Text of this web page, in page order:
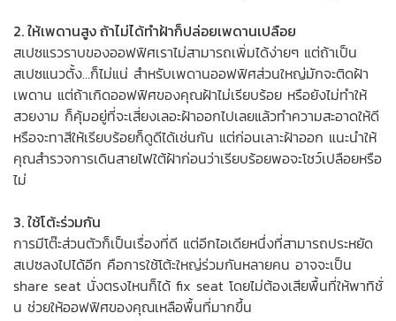
2. ให้เพดานสูง ถ้าไม่ได้ทำฝ้าก็ปล่อยเพดานเปลือย
สเปซแรวราบของออฟฟิศเราไม่สามารถเพิ่มได้ง่ายๆ แต่ถ้าเป็น
สเปซแนวตั้ง…ก็ไม่แน่ สำหรับเพดานออฟฟิศส่วนใหญ่มักจะติดฝ้า
เพดาน แต่ถ้าเกิดออฟฟิศของคุณฝ้าไม่เรียบร้อย หรือยังไม่ทำให้
สวยงาม ก็คุ้มอยู่ที่จะเสี่ยงเลอะฝ้าออกไปเลยแล้วทำความสะอาดให้ดี
หรือจะทาสีให้เรียบร้อยก็ดูดีได้เช่นกัน แต่ก่อนเลาะฝ้าออก แนะนำให้
คุณสำรวจการเดินสายไฟใต้ฝ้าก่อนว่าเรียบร้อยพอจะโชว์เปลือยหรือ
ไม่
3. ใช้โต้ะร่วมกัน
การมีโต๊ะส่วนตัวก็เป็นเรื่องที่ดี แต่อีกไอเดียหนึ่งที่สามารถประหยัด
สเปซลงไปได้อีก คือการใช้โต้ะใหญ่ร่วมกันหลายคน อาจจะเป็น
share seat นั่งตรงไหนก็ได้ fix seat โดยไม่ต้องเสียพื้นที่ให้พาทิชั่
น ช่วยให้ออฟฟิศของคุณเหลือพื้นที่มากขึ้น